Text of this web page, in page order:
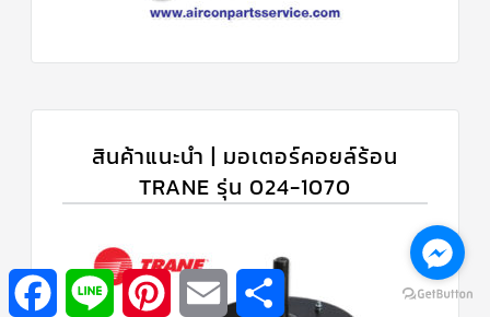
สินค้าแนะนำ | มอเตอร์คอยล์ร้อน
TRANE รุ่น 024-1070
FacebookLine Pinterest Email Share